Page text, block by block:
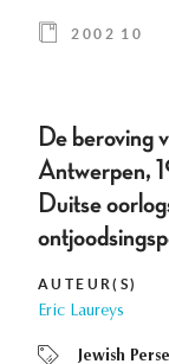
2002 10
De beroving
Antwerpen,
Duitse
AUTEUR(S)
Eric Laureys
Jewish